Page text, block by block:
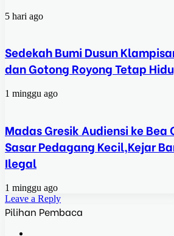
5 hari ago
Sedekah Bumi Dusun
dan Gotong Royong Tetap
1 minggu ago
Madas Gresik Audiensi ke Bea
Sasar Pedagang Kecil,Kejar
Ilegal
1 minggu ago
Leave a Reply
Pilihan Pembaca